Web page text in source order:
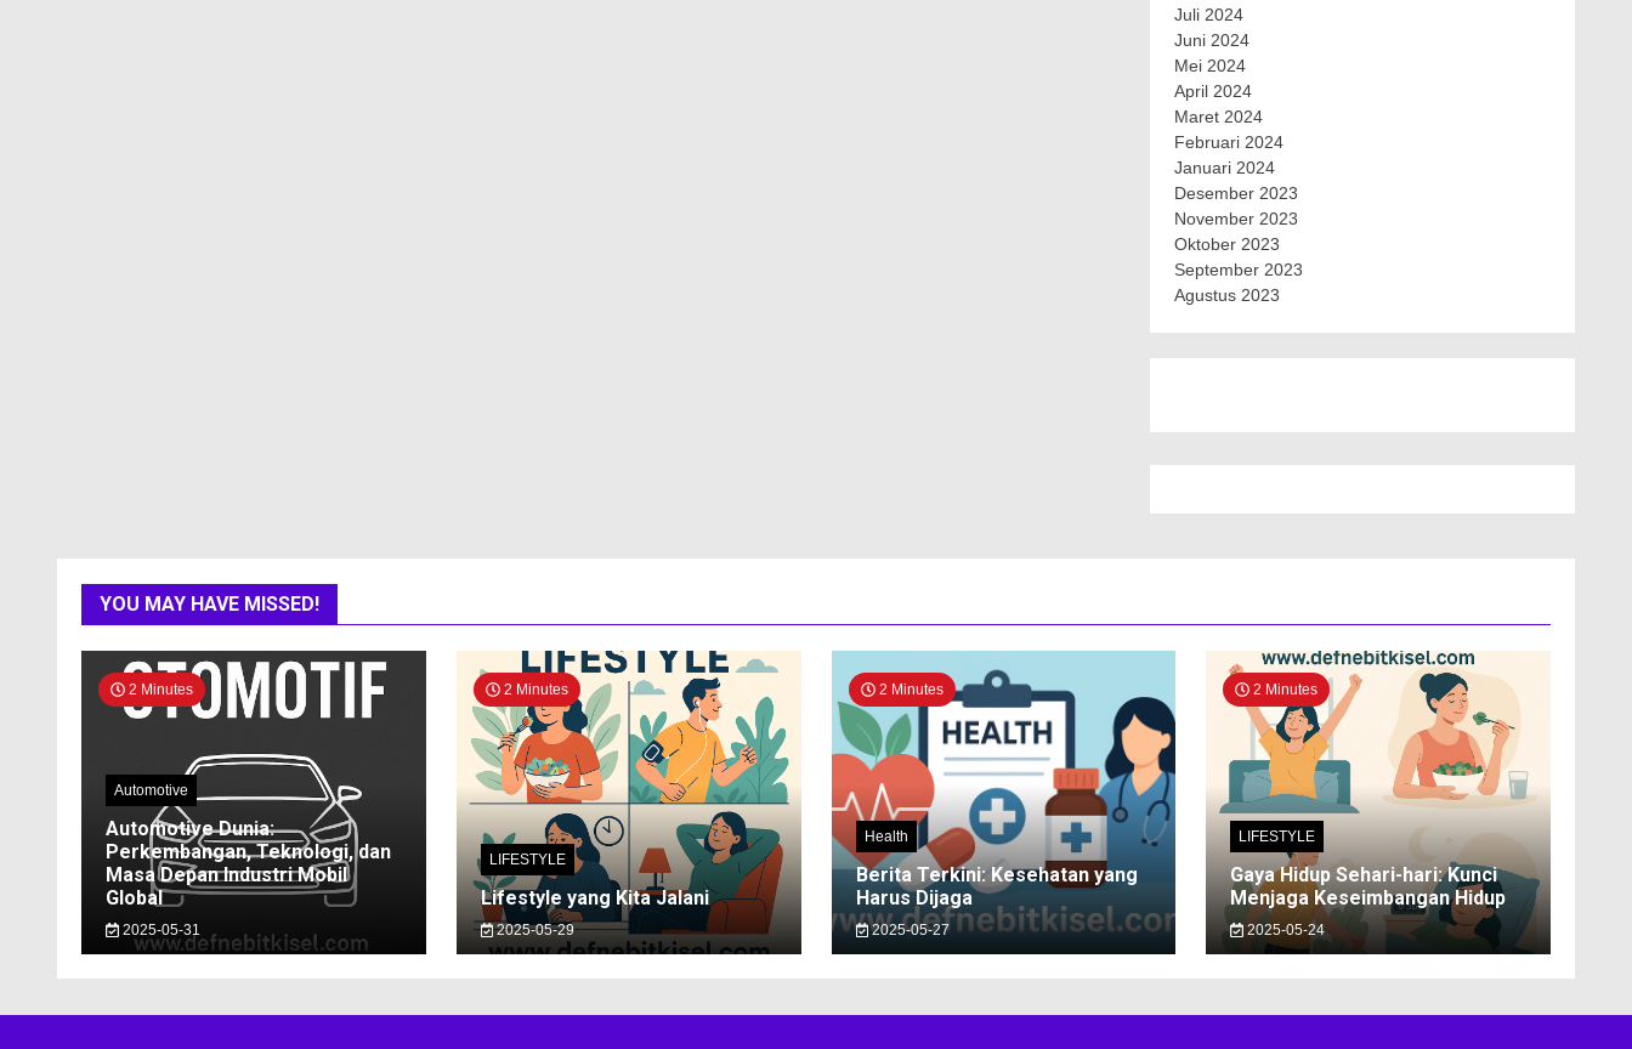
Juli 2024
Juni 2024
Mei 2024
April 2024
Maret 2024
Februari 2024
Januari 2024
Desember 2023
November 2023
Oktober 2023
September 2023
Agustus 2023
YOU MAY HAVE MISSED!
2 Minutes
Automotive
Automotive Dunia:
Perkembangan, Teknologi, dan
Masa Depan Industri Mobil
Global
2025-05-31
2 Minutes
LIFESTYLE
Lifestyle yang Kita Jalani
2025-05-29
2 Minutes
Health
Berita Terkini: Kesehatan yang
Harus Dijaga
2025-05-27
2 Minutes
LIFESTYLE
Gaya Hidup Sehari-hari: Kunci
Menjaga Keseimbangan Hidup
2025-05-24